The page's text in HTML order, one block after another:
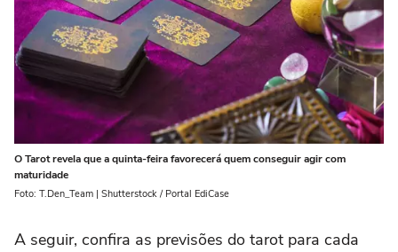
O Tarot revela que a quinta-feira favorecerá quem conseguir agir com
maturidade
Foto: T.Den_Team | Shutterstock / Portal EdiCase
A seguir, confira as previsões do tarot para cada